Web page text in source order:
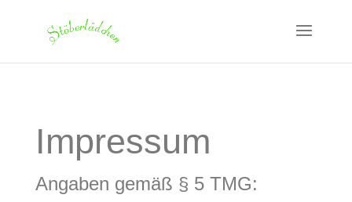
Impressum
Angaben gemäß § 5 TMG: